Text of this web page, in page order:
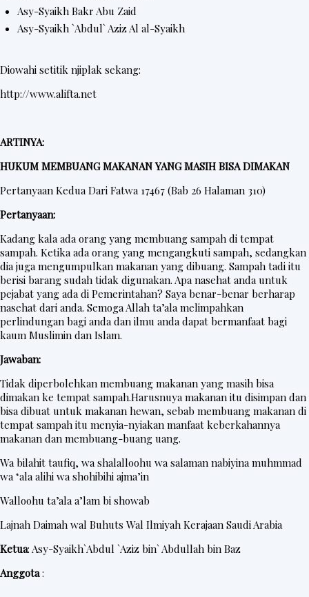
Asy-Syaikh Bakr Abu Zaid
Asy-Syaikh `Abdul` Aziz Al al-Syaikh
Diowahi setitik njiplak sekang:
http://www.alifta.net
ARTINYA:
HUKUM MEMBUANG MAKANAN YANG MASIH BISA DIMAKAN
Pertanyaan Kedua Dari Fatwa 17467 (Bab 26 Halaman 310)
Pertanyaan:
Kadang kala ada orang yang membuang sampah di tempat
sampah. Ketika ada orang yang mengangkuti sampah, sedangkan
dia juga mengumpulkan makanan yang dibuang. Sampah tadi itu
berisi barang sudah tidak digunakan. Apa nasehat anda untuk
pejabat yang ada di Pemerintahan? Saya benar-benar berharap
nasehat dari anda. Semoga Allah ta’ala melimpahkan
perlindungan bagi anda dan ilmu anda dapat bermanfaat bagi
kaum Muslimin dan Islam.
Jawaban:
Tidak diperbolehkan membuang makanan yang masih bisa
dimakan ke tempat sampah.Harusnuya makanan itu disimpan dan
bisa dibuat untuk makanan hewan, sebab membuang makanan di
tempat sampah itu menyia-nyiakan manfaat keberkahannya
makanan dan membuang-buang uang.
Wa bilahit taufiq, wa shalalloohu wa salaman nabiyina muhmmad
wa ‘ala alihi wa shohibihi ajma’in
Walloohu ta’ala a’lam bi showab
Lajnah Daimah wal Buhuts Wal Ilmiyah Kerajaan Saudi Arabia
Ketua: Asy-Syaikh`Abdul `Aziz bin` Abdullah bin Baz
Anggota: